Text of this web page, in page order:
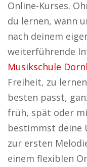
Online-Kurses.
du lernen, wann
nach deinem
weiterführende
Musikschule
Freiheit, zu
besten passt,
früh, spät oder
bestimmst deine
zur ersten
einem flexiblen